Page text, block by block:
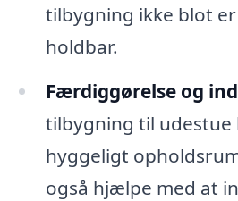
tilbygning ikke blot
holdbar.
Færdiggørelse og
tilbygning til udestue
hyggeligt
også hjælpe med at